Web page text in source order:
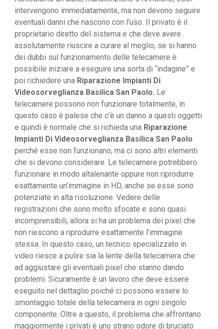
intervengono immediatamente, ma non devono seguire
eventuali danni che nascono con l’uso. Il privato è il
proprietario diretto del sistema e che deve avere
assolutamente riuscire a curare al meglio, se si hanno
dei dubbi sul funzionamento delle telecamere è
possibile iniziare a eseguire una sorta di “indagine” e
poi richiedere una Riparazione Impianti Di
Videosorveglianza Basilica San Paolo. Le
telecamere possono non funzionare totalmente, in
questo caso è palese che c’è un danno a questi oggetti
e quindi è normale che si richieda una Riparazione
Impianti Di Videosorveglianza Basilica San Paolo
perché esse non funzionano, ma ci sono altri elementi
che si devono considerare. Le telecamere potrebbero
funzionare in modo altalenante oppure non riprodurre
esattamente un’immagine in HD, anche se esse sono
potenziate in alta risoluzione. Vedere delle
registrazioni che sono molto sfocate e sono quasi
incomprensibili, allora si ha un problema dei pixel che
non riescono a riprodurre esattamente l’immagine
stessa. In questo caso, un tecnico specializzato in
video riesce a pulire sia la lente della telecamera che
ad aggiustare gli eventuali pixel che stanno dando
problemi. Sicuramente è un lavoro che deve essere
eseguito nel dettaglio poiché ci possono essere lo
smontaggio totale della telecamera in ogni singolo
componente. Oltre a questo, il problema che affrontano
maggiormente i privati è uno strano odore di bruciato